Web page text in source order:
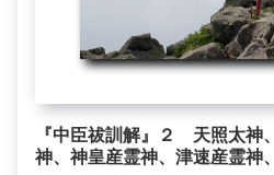
『中臣祓訓解』２ 天照太神
神、神皇産霊神、津速産霊神